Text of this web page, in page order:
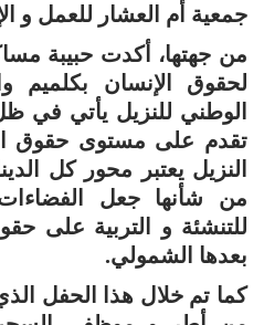
جمعية أم العشار للعمل و
من جهتها، أكدت حبيبة
لحقوق الإنسان بكلميم
الوطني للنزيل يأتي في
تقدم على مستوى حقوق
النزيل يعتبر محور كل
من شأنها جعل الفضاءات
للتنشئة و التربية على
بعدها الشمولي.
كما تم خلال هذا الحفل